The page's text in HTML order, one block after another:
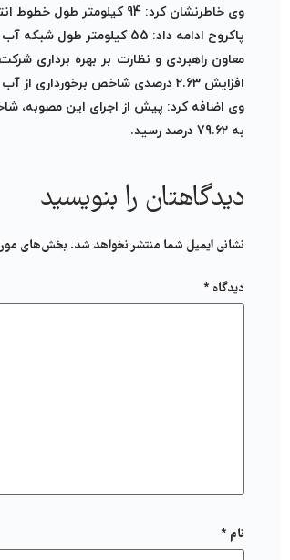
وی خاطرنشان کرد: 94 کیلومتر طول خطوط انتقال آب روستایی با اختصاص این منابع و اجرای این مصوبه افزایش یافت
پاکروح ادامه داد: 55 کیلومتر طول شبکه آب روستایی و 2.91 میلیون مترمکعب ظرفیت منابع آب این مناطق افزایش یافت
معاون راهبردی و نظارت بر بهره برداری
افزایش 2.63 درصدی شاخص برخورداری از آب شرب بهداشتی در مناطق روستایی شد
به 79.62 درصد رسید
.
دیدگاهتان را بنویسید
نشانی ایمیل شما منتشر نخواهد شد. بخش‌های
دیدگاه *
نام *